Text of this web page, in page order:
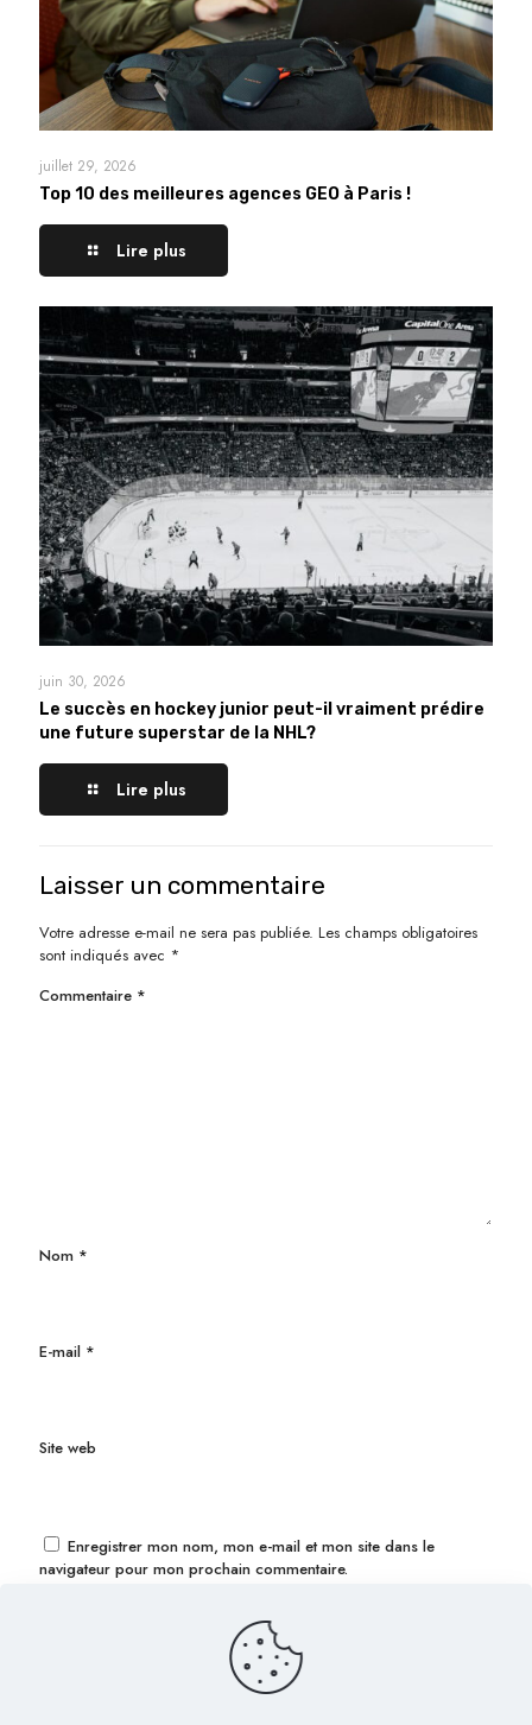
juillet 29, 2026
Top 10 des meilleures agences GEO à Paris !
Lire plus
juin 30, 2026
Le succès en hockey junior peut-il vraiment prédire
une future superstar de la NHL?
Lire plus
Laisser un commentaire
Votre adresse e-mail ne sera pas publiée. Les champs obligatoires
sont indiqués avec *
Commentaire *
Nom *
E-mail *
Site web
Enregistrer mon nom, mon e-mail et mon site dans le
navigateur pour mon prochain commentaire.